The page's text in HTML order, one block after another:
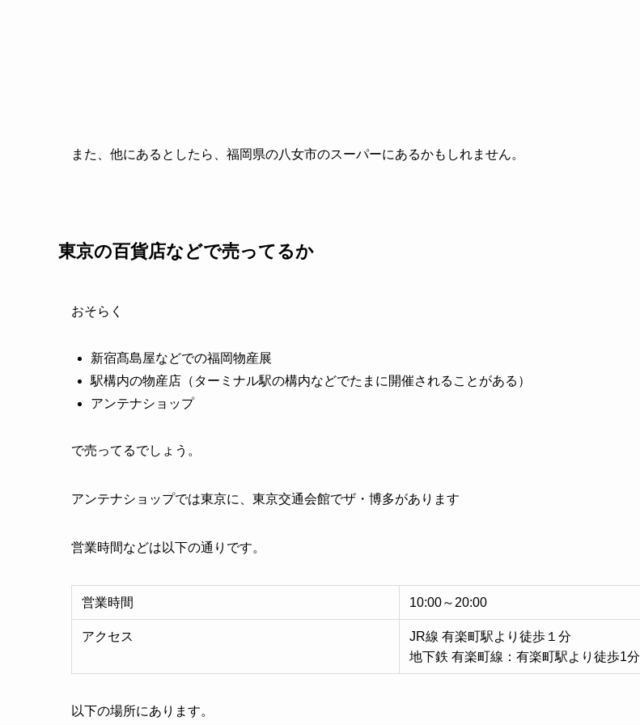
また、他にあるとしたら、福岡県の八女市のスーパーにあるかもしれません。
東京の百貨店などで売ってるか
おそらく
新宿髙島屋などでの福岡物産展
駅構内の物産店（ターミナル駅の構内などでたまに開催されることがある）
アンテナショップ
で売ってるでしょう。
アンテナショップでは東京に、東京交通会館でザ・博多があります
営業時間などは以下の通りです。
営業時間 10:00～20:00
アクセス
JR線 有楽町駅より徒歩１分
地下鉄 有楽町線：有楽町駅より徒歩1分
以下の場所にあります。